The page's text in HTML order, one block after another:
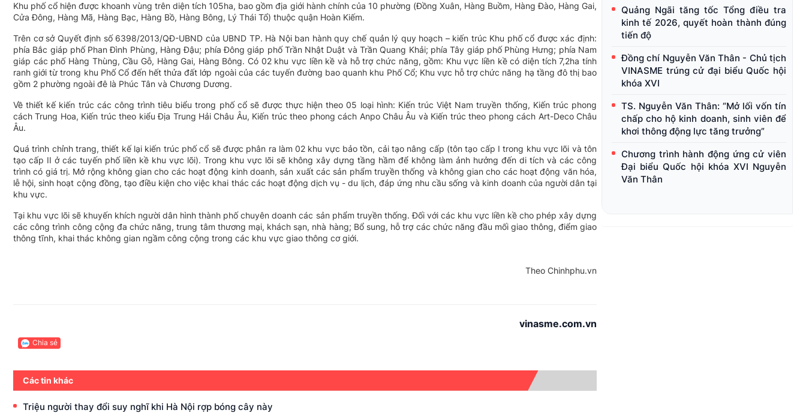
Khu phố cổ hiện được khoanh vùng trên diện tích 105ha, bao gồm địa giới hành chính của 10 phường (Đồng Xuân, Hàng Buồm, Hàng Đào, Hàng Gai,
Cửa Đông, Hàng Mã, Hàng Bạc, Hàng Bồ, Hàng Bông, Lý Thái Tổ) thuộc quận Hoàn Kiếm.
Trên cơ sở Quyết định số 6398/2013/QĐ-UBND của UBND TP. Hà Nội ban hành quy chế quản lý quy hoạch – kiến trúc Khu phố cổ được xác định:
phía Bắc giáp phố Phan Đình Phùng, Hàng Đậu; phía Đông giáp phố Trần Nhật Duật và Trần Quang Khải; phía Tây giáp phố Phùng Hưng; phía Nam
giáp các phố Hàng Thùng, Cầu Gỗ, Hàng Gai, Hàng Bông. Có 02 khu vực liền kề và hỗ trợ chức năng, gồm: Khu vực liền kề có diện tích 7,2ha tính
ranh giới từ trong khu Phố Cổ đến hết thửa đất lớp ngoài của các tuyến đường bao quanh khu Phố Cổ; Khu vực hỗ trợ chức năng hạ tầng đô thị bao
gồm 2 phường ngoài đê là Phúc Tân và Chương Dương.
Về thiết kế kiến trúc các công trình tiêu biểu trong phố cổ sẽ được thực hiện theo 05 loại hình: Kiến trúc Việt Nam truyền thống, Kiến trúc phong
cách Trung Hoa, Kiến trúc theo kiểu Địa Trung Hải Châu Âu, Kiến trúc theo phong cách Anpo Châu Âu và Kiến trúc theo phong cách Art-Deco Châu
Âu.
Quá trình chỉnh trang, thiết kế lại kiến trúc phố cổ sẽ được phân ra làm 02 khu vực bảo tồn, cải tạo nâng cấp (tôn tạo cấp I trong khu vực lõi và tôn
tạo cấp II ở các tuyến phố liền kề khu vực lõi). Trong khu vực lõi sẽ không xây dựng tầng hầm để không làm ảnh hưởng đến di tích và các công
trình có giá trị. Mở rộng không gian cho các hoạt động kinh doanh, sản xuất các sản phẩm truyền thống và không gian cho các hoạt động văn hóa,
lễ hội, sinh hoạt cộng đồng, tạo điều kiện cho việc khai thác các hoạt động dịch vụ - du lịch, đáp ứng nhu cầu sống và kinh doanh của người dân tại
khu vực.
Tại khu vực lõi sẽ khuyến khích người dân hình thành phố chuyên doanh các sản phẩm truyền thống. Đối với các khu vực liền kề cho phép xây dựng
các công trình công cộng đa chức năng, trung tâm thương mại, khách sạn, nhà hàng; Bổ sung, hỗ trợ các chức năng đầu mối giao thông, điểm giao
thông tĩnh, khai thác không gian ngầm công cộng trong các khu vực giao thông cơ giới.
Theo Chinhphu.vn
vinasme.com.vn
Chia sẻ
Các tin khác
Triệu người thay đổi suy nghĩ khi Hà Nội rợp bóng cây này
Quảng Ngãi tăng tốc Tổng điều tra
kinh tế 2026, quyết hoàn thành đúng
tiến độ
Đồng chí Nguyễn Văn Thân - Chủ tịch
VINASME trúng cử đại biểu Quốc hội
khóa XVI
TS. Nguyễn Văn Thân: “Mở lối vốn tín
chấp cho hộ kinh doanh, sinh viên để
khơi thông động lực tăng trưởng”
Chương trình hành động ứng cử viên
Đại biểu Quốc hội khóa XVI Nguyễn
Văn Thân